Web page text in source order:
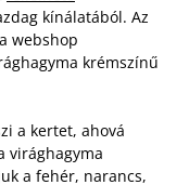
kínálatából. Az
webshop
krémszínű
a kertet, ahová
virághagyma
a fehér, narancs,